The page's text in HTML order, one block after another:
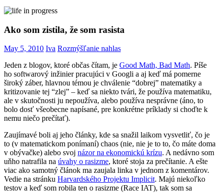
Ako som zistila, že som rasista
May 5, 2010 Iva Rozmýšľanie nahlas
Jeden z blogov, ktoré občas čítam, je Good Math, Bad Math. Píše
ho softwarový inžinier pracujúci v Googli a aj keď má pomerne
široký záber, hlavnou témou je chválenie “dobrej” matematiky a
kritizovanie tej “zlej” – keď sa niekto tvári, že používa matematiku,
ale v skutočnosti ju nepoužíva, alebo používa nesprávne (áno, to
bolo dosť všeobecne napísané, pre konkrétne príklady si choďte k
nemu niečo prečítať).
Zaujímavé boli aj jeho články, kde sa snažil laikom vysvetliť, čo je
to (v matematickom ponímaní) chaos (nie, nie je to to, čo máte doma
v obývačke) alebo svoj názor na ekonomickú krízu. A nedávno som
uňho natrafila na úvahy o rasizme, ktoré stoja za prečítanie. A ešte
viac ako samotný článok ma zaujala linka v jednom z komentárov.
Vedie na stránku Harvardského Projektu Implicit. Majú niekoľko
testov a keď som robila ten o rasizme (Race IAT), tak som sa